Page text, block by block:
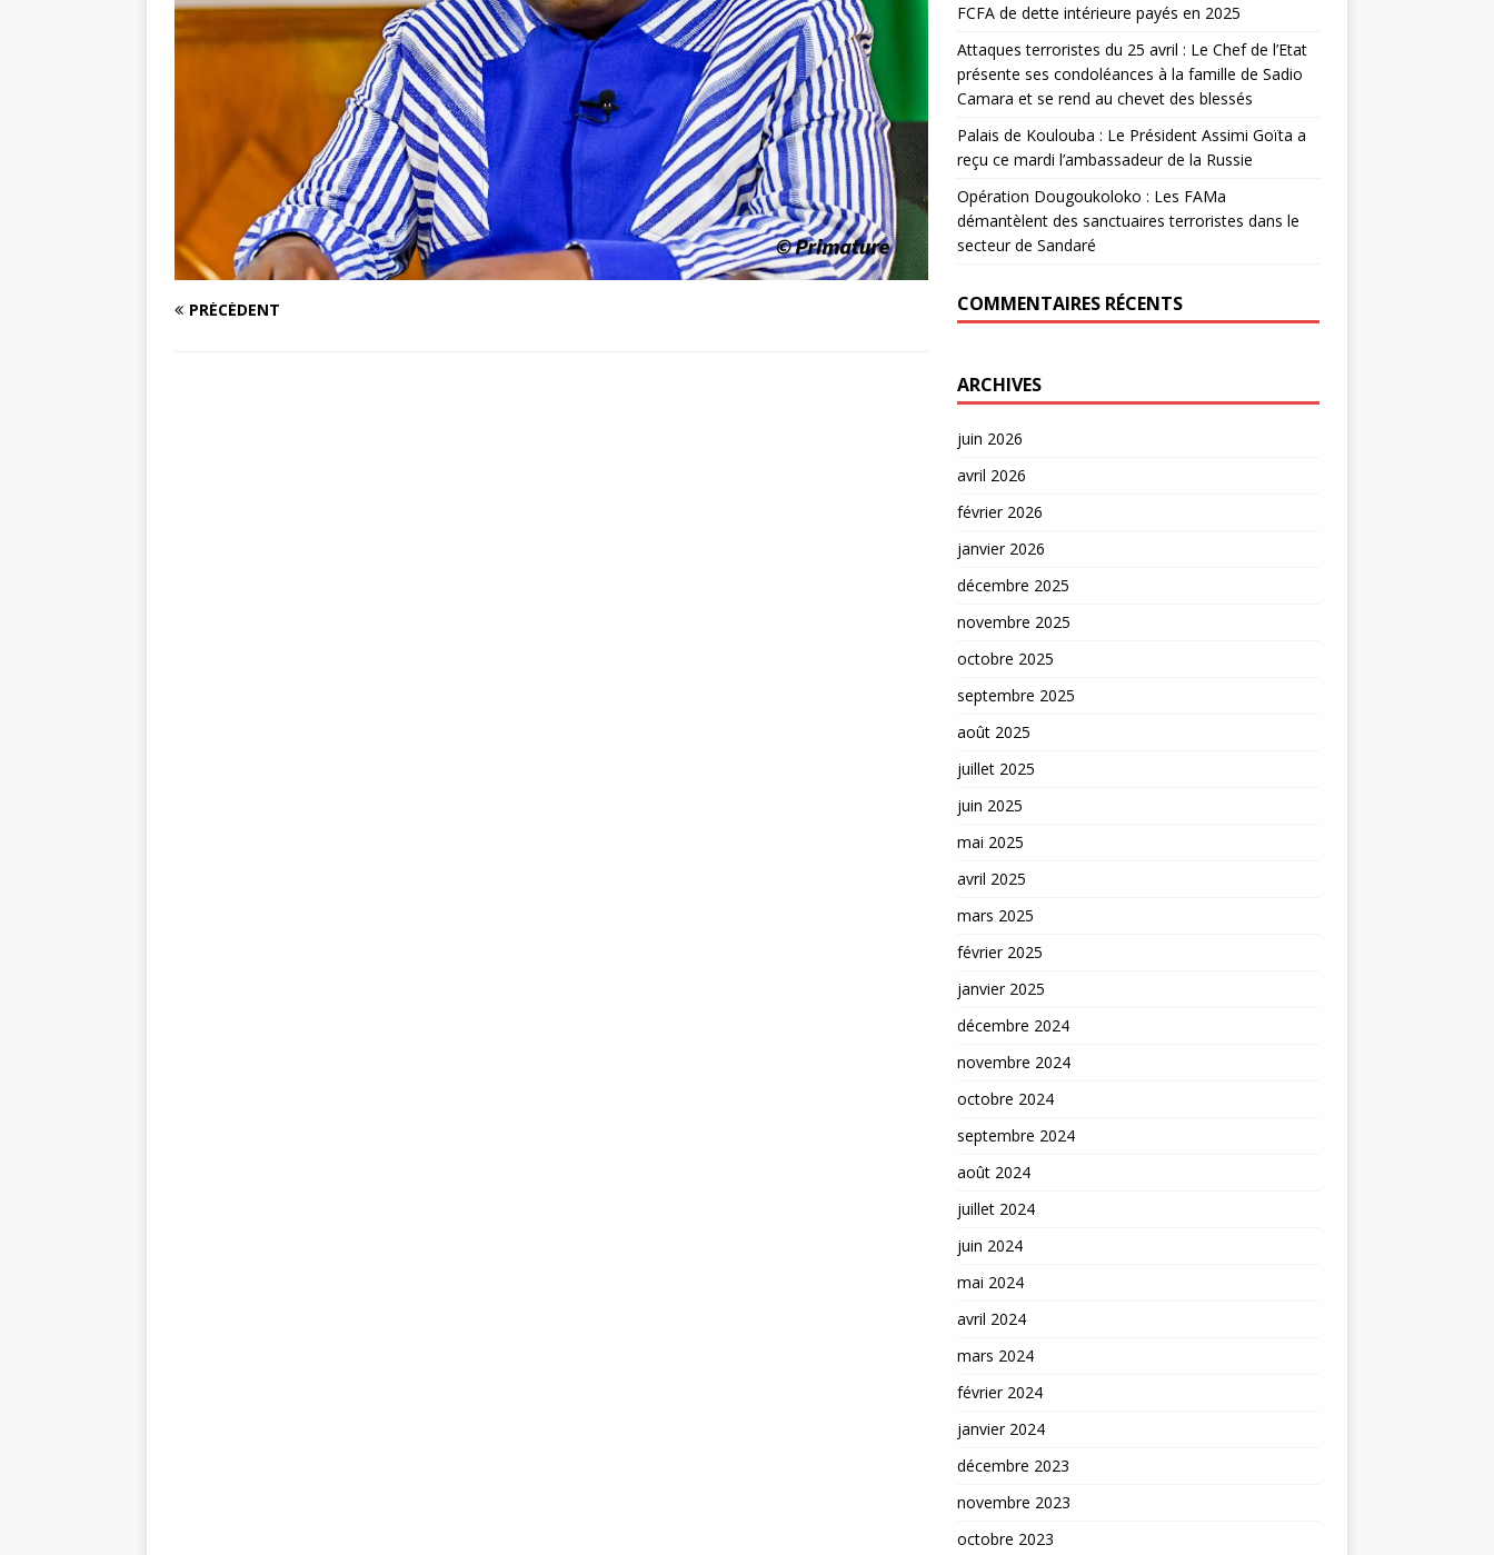
PRÉCÉDENT
FCFA de dette intérieure payés en 2025
Attaques terroristes du 25 avril : Le Chef de l’Etat
présente ses condoléances à la famille de Sadio
Camara et se rend au chevet des blessés
Palais de Koulouba : Le Président Assimi Goïta a
reçu ce mardi l’ambassadeur de la Russie
Opération Dougoukoloko : Les FAMa
démantèlent des sanctuaires terroristes dans le
secteur de Sandaré
COMMENTAIRES RÉCENTS
ARCHIVES
juin 2026
avril 2026
février 2026
janvier 2026
décembre 2025
novembre 2025
octobre 2025
septembre 2025
août 2025
juillet 2025
juin 2025
mai 2025
avril 2025
mars 2025
février 2025
janvier 2025
décembre 2024
novembre 2024
octobre 2024
septembre 2024
août 2024
juillet 2024
juin 2024
mai 2024
avril 2024
mars 2024
février 2024
janvier 2024
décembre 2023
novembre 2023
octobre 2023